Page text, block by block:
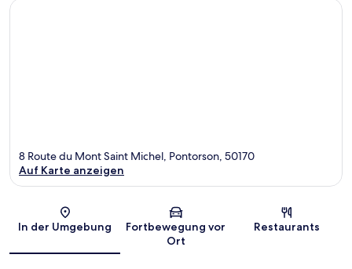
Karte
8 Route du Mont Saint Michel, Pontorson, 50170
Auf Karte anzeigen
In der Umgebung
Fortbewegung vor
Ort
Restaurants